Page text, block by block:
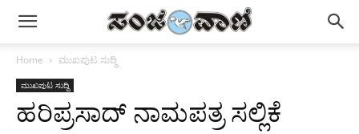
Home ಮುಖಪುಟ ಸುದ್ದಿ
ಮುಖಪುಟ ಸುದ್ದಿ
ಹರಿಪ್ರಸಾದ್ ನಾಮಪತ್ರ ಸಲ್ಲಿಕೆ